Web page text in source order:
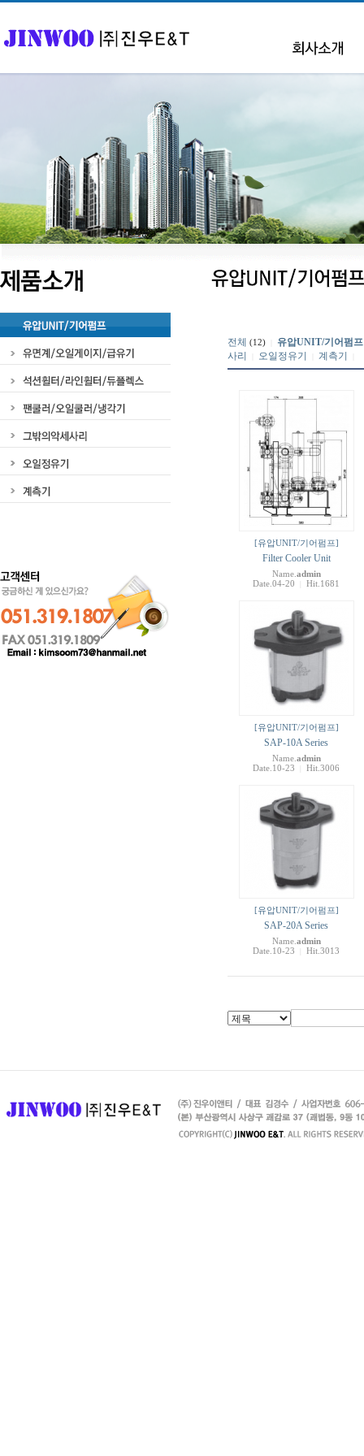
전체 (12)
유압UNIT/기어펌프
사리
오일정유기 계측기
[유압UNIT/기어펌프]
Filter Cooler Unit
Name. admin
Date.04-20
Hit.1681
[유압UNIT/기어펌프]
SAP-10A Series
Name. admin
Date.10-23
Hit.3006
[유압UNIT/기어펌프]
SAP-20A Series
Name. admin
Date.10-23
Hit.3013